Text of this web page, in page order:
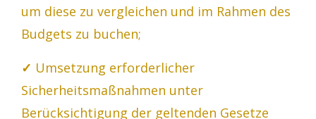
um diese zu vergleichen und im Rahmen des
Budgets zu buchen;
✓ Umsetzung erforderlicher
Sicherheitsmaßnahmen unter
Berücksichtigung der geltenden Gesetze